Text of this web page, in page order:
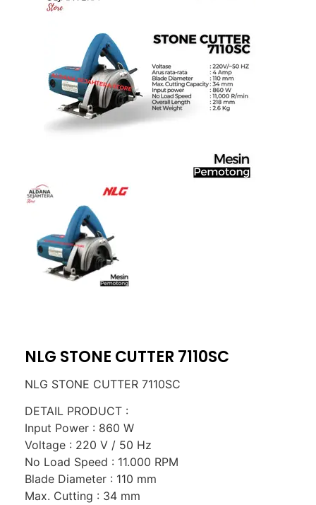
NLG STONE CUTTER 7110SC
NLG STONE CUTTER 7110SC
DETAIL PRODUCT :
Input Power : 860 W
Voltage : 220 V / 50 Hz
No Load Speed : 11.000 RPM
Blade Diameter : 110 mm
Max. Cutting : 34 mm